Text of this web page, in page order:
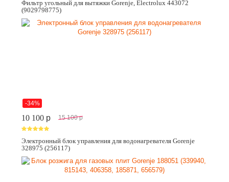
Фильтр угольный для вытяжки Gorenje, Electrolux 443072
(9029798775)
-34%
10 100 p 15 100 p
Электронный блок управления для водонагревателя Gorenje
328975 (256117)